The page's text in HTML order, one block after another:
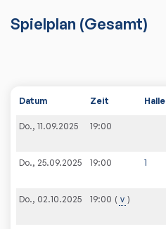
Spielplan (Gesamt)
Datum Zeit Halle
Do., 11.09.2025 19:00
Do., 25.09.2025 19:00 1
Do., 02.10.2025 19:00 v